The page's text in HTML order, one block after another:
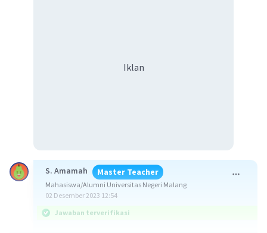
Iklan
S. Amamah Master Teacher
Mahasiswa/Alumni Universitas Negeri Malang
02 Desember 2023 12:54
Jawaban terverifikasi